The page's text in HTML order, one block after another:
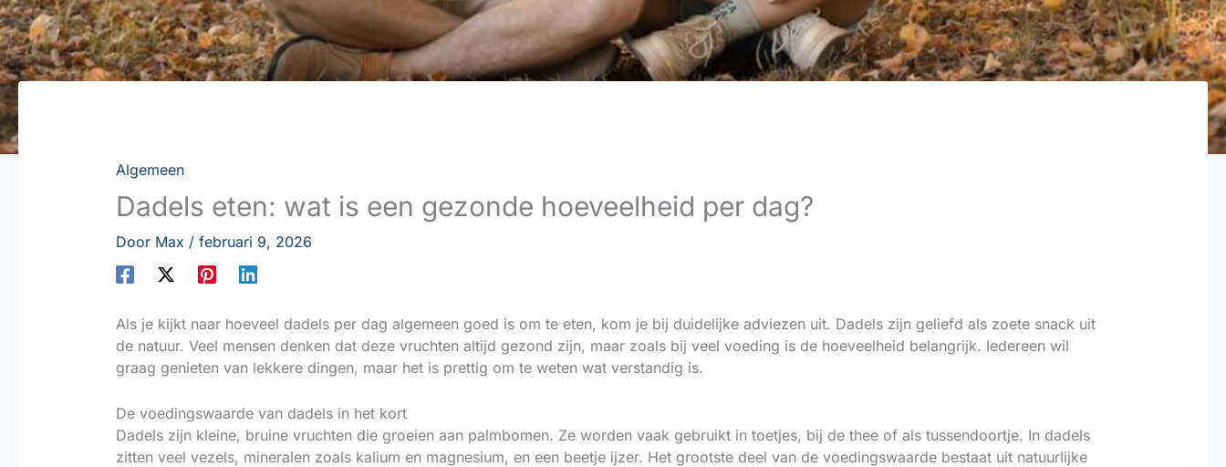
Algemeen
Dadels eten: wat is een gezonde hoeveelheid per dag?
Door Max / februari 9, 2026
Als je kijkt naar hoeveel dadels per dag algemeen goed is om te eten, kom je bij duidelijke adviezen uit. Dadels zijn geliefd als zoete snack uit
de natuur. Veel mensen denken dat deze vruchten altijd gezond zijn, maar zoals bij veel voeding is de hoeveelheid belangrijk. Iedereen wil
graag genieten van lekkere dingen, maar het is prettig om te weten wat verstandig is.
De voedingswaarde van dadels in het kort
Dadels zijn kleine, bruine vruchten die groeien aan palmbomen. Ze worden vaak gebruikt in toetjes, bij de thee of als tussendoortje. In dadels
zitten veel vezels, mineralen zoals kalium en magnesium, en een beetje ijzer. Het grootste deel van de voedingswaarde bestaat uit natuurlijke